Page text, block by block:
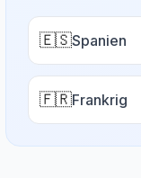
🇪🇸Spanien
🇫🇷Frankrig